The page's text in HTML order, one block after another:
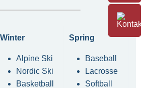
Winter
Alpine Ski
Nordic Ski
Basketball
Spring
Baseball
Lacrosse
Softball